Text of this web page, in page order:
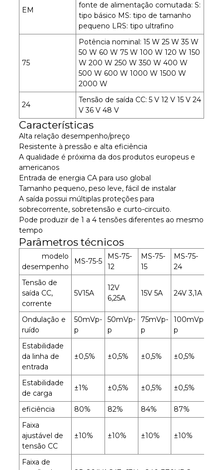
EM
fonte de alimentação comutada: S:
tipo básico MS: tipo de tamanho
pequeno LRS: tipo ultrafino
75
Potência nominal: 15 W 25 W 35 W
50 W 60 W 75 W 100 W 120 W 150
W 200 W 250 W 350 W 400 W
500 W 600 W 1000 W 1500 W
2000 W
24
Tensão de saída CC: 5 V 12 V 15 V 24
V 36 V 48 V
Características
Alta relação desempenho/preço
Resistente à pressão e alta eficiência
A qualidade é próxima da dos produtos europeus e
americanos
Entrada de energia CA para uso global
Tamanho pequeno, peso leve, fácil de instalar
A saída possui múltiplas proteções para
sobrecorrente, sobretensão e curto-circuito.
Pode produzir de 1 a 4 tensões diferentes ao mesmo
tempo
Parâmetros técnicos
modelo
desempenho
MS-75-5
MS-75-
12
MS-75-
15
MS-75-
24
Tensão de
saída CC,
corrente
5V15A
12V
6,25A
15V 5A 24V 3,1A
Ondulação e
ruído
50mVp-
p
50mVp-
p
75mVp-
p
100mVp-
p
Estabilidade
da linha de
entrada
±0,5% ±0,5% ±0,5% ±0,5%
Estabilidade
de carga
±1% ±0,5% ±0,5% ±0,5%
eficiência 80% 82% 84%
87%
Faixa
ajustável de
tensão CC
±10% ±10% ±10% ±10%
Faixa de